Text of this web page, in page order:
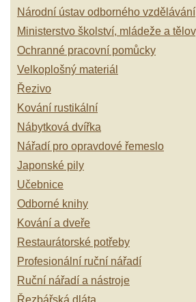
Národní ústav odborného vzdělávání
Ministerstvo školství, mládeže a
Ochranné pracovní pomůcky
Velkoplošný materiál
Řezivo
Kování rustikální
Nábytková dvířka
Nářadí pro opravdové řemeslo
Japonské pily
Učebnice
Odborné knihy
Kování a dveře
Restaurátorské potřeby
Profesionální ruční nářadí
Ruční nářadí a nástroje
Řezbářská dláta